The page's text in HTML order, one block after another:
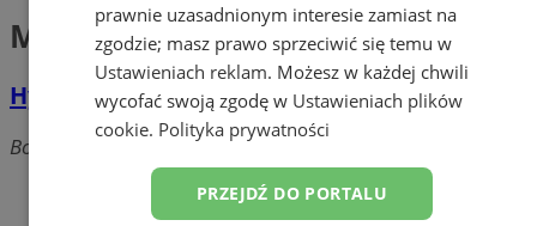
Materiały instalacyjne
Hydrosolar
Boczna, 44-240 Żory
prawnie uzasadnionym interesie zamiast na
zgodzie; masz prawo sprzeciwić się temu w
Ustawieniach reklam. Możesz w każdej chwili
wycofać swoją zgodę w Ustawieniach plików
cookie. Polityka prywatności
PRZEJDŹ DO PORTALU